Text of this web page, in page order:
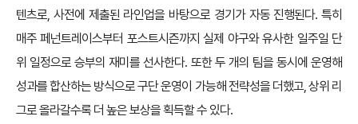
텐츠로, 사전에 제출된 라인업을 바탕으로 경기가 자동 진행된다. 특히
매주 페넌트레이스부터 포스트시즌까지 실제 야구와 유사한 일주일 단
위 일정으로 승부의 재미를 선사한다. 또한 두 개의 팀을 동시에 운영해
성과를 합산하는 방식으로 구단 운영이 가능해 전략성을 더했고, 상위 리
그로 올라갈수록 더 높은 보상을 획득할 수 있다.